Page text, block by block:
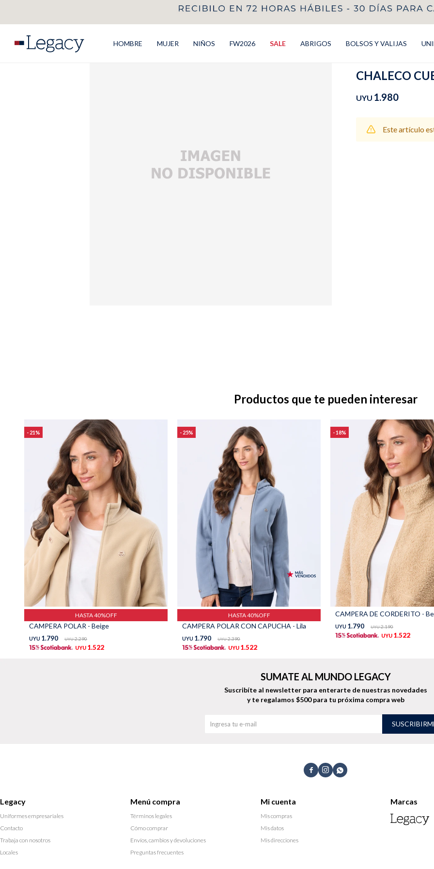
HOMBRE MUJER NIÑOS FW2026 SALE ABRIGOS BOLSOS Y VALIJAS
CHALECO
UYU 1.980
Este artículo
Productos que te pueden interesar
21
HASTA 40%OFF
CAMPERA POLAR - Beige
UYU 1.790 UYU 2.290
UYU 1.522
25
HASTA 40%OFF
CAMPERA POLAR CON CAPUCHA - Lila
UYU 1.790 UYU 2.390
UYU 1.522
18
CAMPERA DE CORDERITO -
UYU 1.790 UYU 2.190
UYU 1.522
  
Legacy
Uniformes empresariales
Contacto
Trabaja con nosotros
Locales
Menú compra
Términos legales
Cómo comprar
Envíos, cambios y devoluciones
Preguntas frecuentes
Mi cuenta
Mis compras
Mis datos
Mis direcciones
Marcas
SUMATE AL MUNDO LEGACY
Suscribíte al newsletter para enterarte de nuestras novedades
y te regalamos $500 para tu próxima compra web